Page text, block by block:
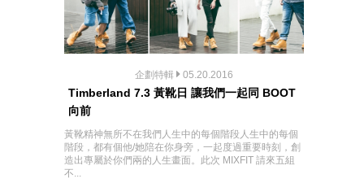
企劃特輯 05.20.2016
Timberland 7.3 黃靴日 讓我們一起同 BOOT
向前
黃靴精神無所不在我們人生中的每個階段人生中的每個
階段，都有個他/她陪在你身旁，一起度過重要時刻，創
造出專屬於你們兩的人生畫面。此次 MIXFIT 請來五組
不...